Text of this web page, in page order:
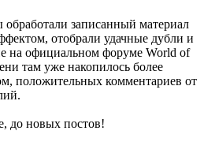
записанный материал
отобрали удачные дубли и
на официальном форуме World of
там уже накопилось более
положительных комментариев от
до новых постов!